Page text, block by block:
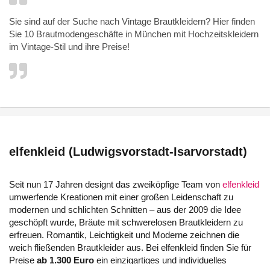
Sie sind auf der Suche nach Vintage Brautkleidern? Hier finden
Sie 10 Brautmodengeschäfte in München mit Hochzeitskleidern
im Vintage-Stil und ihre Preise!
elfenkleid (Ludwigsvorstadt-Isarvorstadt)
Seit nun 17 Jahren designt das zweiköpfige Team von elfenkleid
umwerfende Kreationen mit einer großen Leidenschaft zu
modernen und schlichten Schnitten – aus der 2009 die Idee
geschöpft wurde, Bräute mit schwerelosen Brautkleidern zu
erfreuen. Romantik, Leichtigkeit und Moderne zeichnen die
weich fließenden Brautkleider aus. Bei elfenkleid finden Sie für
Preise ab 1.300 Euro ein einzigartiges und individuelles